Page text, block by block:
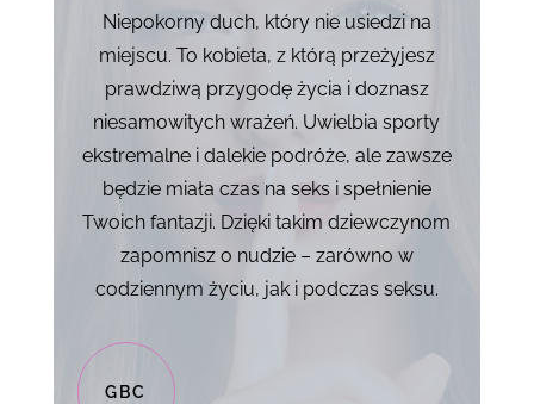
Niepokorny duch, który nie usiedzi na
miejscu. To kobieta, z którą przeżyjesz
prawdziwą przygodę życia i doznasz
niesamowitych wrażeń. Uwielbia sporty
ekstremalne i dalekie podróże, ale zawsze
będzie miała czas na seks i spełnienie
Twoich fantazji. Dzięki takim dziewczynom
zapomnisz o nudzie – zarówno w
codziennym życiu, jak i podczas seksu.
GBC